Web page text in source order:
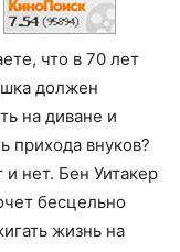
что в 70 лет
должен
на диване и
прихода внуков?
и нет. Бен Уитакер
бесцельно
жизнь на